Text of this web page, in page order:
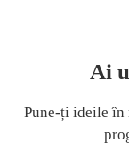
Ai
Pune-ți ideile în